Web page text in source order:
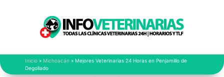
Inicio » Michoacán » Mejores Veterinarias 24 Horas en Penjamillo de
Degollado